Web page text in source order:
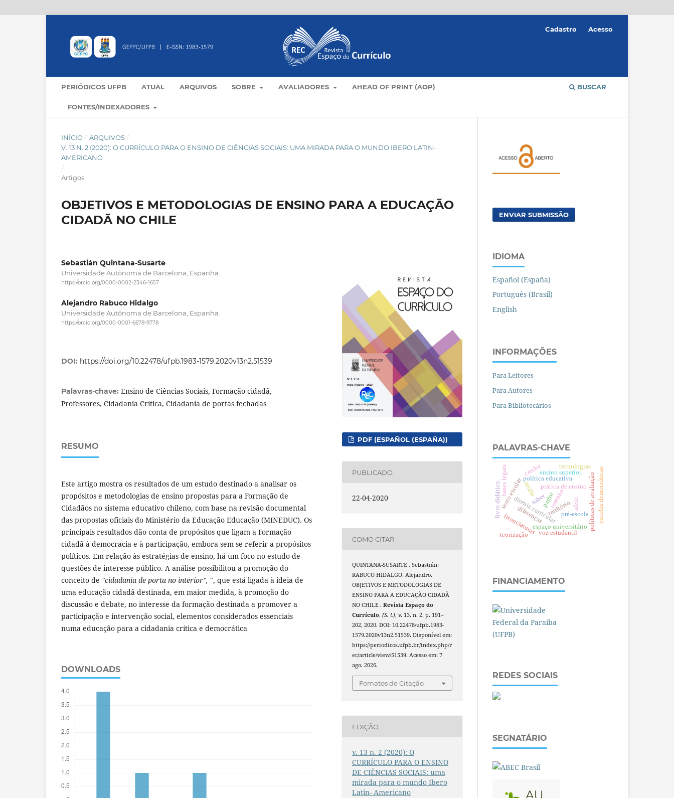
PERIÓDICOS UFPB ATUAL ARQUIVOS SOBRE AVALIADORES AHEAD OF PRINT (AOP)
FONTES/INDEXADORES
BUSCAR
Cadastro Acesso
INÍCIO / ARQUIVOS /
V. 13 N. 2 (2020): O CURRÍCULO PARA O ENSINO DE CIÊNCIAS SOCIAIS: UMA MIRADA PARA O MUNDO IBERO LATIN-
AMERICANO
/
Artigos
OBJETIVOS E METODOLOGIAS DE ENSINO PARA A EDUCAÇÃO
CIDADÃ NO CHILE
Sebastián Quintana-Susarte
Universidade Autônoma de Barcelona, Espanha.
https://orcid.org/0000-0002-2346-1657
Alejandro Rabuco Hidalgo
Universidade Autônoma de Barcelona, Espanha.
https://orcid.org/0000-0001-6678-9778
DOI: https://doi.org/10.22478/ufpb.1983-1579.2020v13n2.51539
Palavras-chave: Ensino de Ciências Sociais, Formação cidadã,
Professores, Cidadania Crítica, Cidadania de portas fechadas
RESUMO
Este artigo mostra os resultados de um estudo destinado a analisar os
propósitos e metodologias de ensino propostas para a Formação de
Cidadãos no sistema educativo chileno, com base na revisão documental
das propostas oficiais do Ministério da Educação Educação (MINEDUC). Os
principais resultados dão conta de propósitos que ligam a Formação
cidadã à democracia e à participação, embora sem se referir a propósitos
políticos. Em relação às estratégias de ensino, há um foco no estudo de
questões de interesse público. A análise possibilitou a promoção do
conceito de "cidadania de porta no interior", ", que está ligada à ideia de
uma educação cidadã destinada, em maior medida, à promoção do
discussão e debate, no interesse da formação destinada a promover a
participação e intervenção social, elementos considerados essenciais
numa educação para a cidadania crítica e democrática
DOWNLOADS
PDF (ESPAÑOL (ESPAÑA))
PUBLICADO
22-04-2020
COMO CITAR
QUINTANA-SUSARTE , Sebastián;
RABUCO HIDALGO, Alejandro.
OBJETIVOS E METODOLOGIAS DE
ENSINO PARA A EDUCAÇÃO CIDADÃ
NO CHILE .Revista Espaço do
Currículo,[S. l.], v. 13, n. 2, p. 191–
202, 2020. DOI: 10.22478/ufpb.1983-
1579.2020v13n2.51539. Disponível em:
https://periodicos.ufpb.br/index.php/r
ec/article/view/51539. Acesso em: 7
ago. 2026.
Fomatos de Citação
EDIÇÃO
v. 13 n. 2 (2020): O
CURRÍCULO PARA O ENSINO
DE CIÊNCIAS SOCIAIS: uma
mirada para o mundo Ibero
Latin- Americano
ENVIAR SUBMISSÃO
IDIOMA
Español (España)
Português (Brasil)
English
INFORMAÇÕES
Para Leitores
Para Autores
Para Bibliotecários
PALAVRAS-CHAVE
resenha
território
diretriz curricular
prática de ensino
texto escolar políticas de avaliação
espaço universitário
saber
política educativa
mídia
livro didático. escolas democráticas
licenciaturas
parfor
voz estudantil
pré-escola
creche
bases legais ensino superior.
tecnologias
teorização
diferenças
afeto
FINANCIAMENTO
REDES SOCIAIS
SEGNATÁRIO